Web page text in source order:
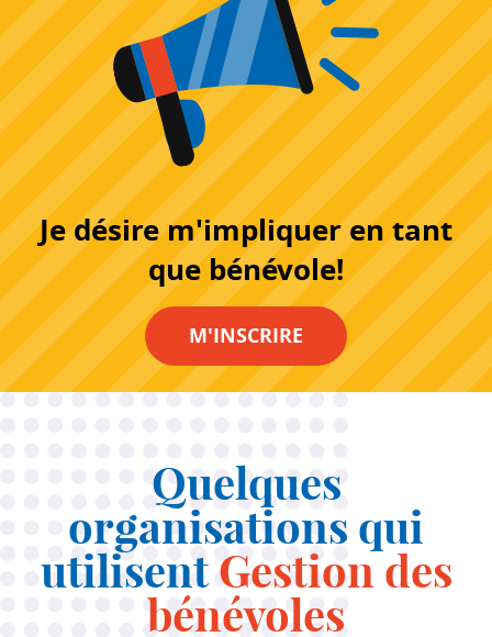
Je désire m'impliquer en tant
que bénévole!
M'INSCRIRE
Quelques
organisations qui
utilisentGestion des
bénévoles